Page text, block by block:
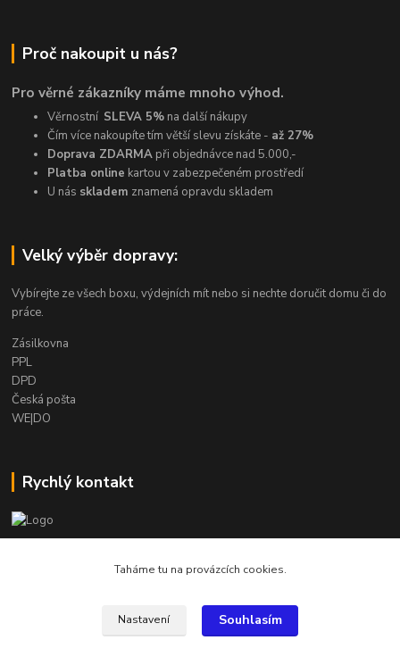
Proč nakoupit u nás?
Pro věrné zákazníky máme mnoho výhod.
Věrnostní SLEVA 5% na další nákupy
Čím více nakoupíte tím větší slevu získáte - až 27%
Doprava ZDARMA při objednávce nad 5.000,-
Platba online kartou v zabezpečeném prostředí
U nás skladem znamená opravdu skladem
Velký výběr dopravy:
Vybírejte ze všech boxu, výdejních mít nebo si nechte doručit domu či do
práce.
Zásilkovna
PPL
DPD
Česká pošta
WE|DO
Rychlý kontakt
info@armygalanterie.czTaháme tu na provázcích cookies.
Nastavení Souhlasím